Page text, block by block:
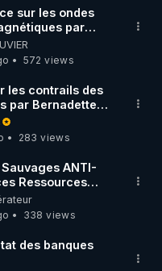
de méditation et
code
sur les ondes
par
et Bart de
572 views
les contrails des
par Bernadette
283 views
ANTI-
Ressources
Haies
338 views
des banques